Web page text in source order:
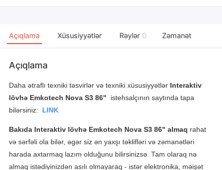
Açıqlama Xüsusiyyətlər Rəylər 0 Zəmanət
Açıqlama
Daha ətraflı texniki təsvirlər və texniki xüsusiyyətlər Interaktiv
lövhə Emkotech Nova S3 86"
istehsalçının saytında tapa
bilərsiniz:
LINK
Bakıda Interaktiv lövhə Emkotech Nova S3 86" almaq rahat
və sərfəli ola bilər, əgər siz ən yaxşı təklifləri və zəmanətləri
harada axtarmaq lazım olduğunu bilirsinizsə. Tam olaraq nə
almaq istədiyinizdən asılı olmayaraq - istər elektronika, məişət